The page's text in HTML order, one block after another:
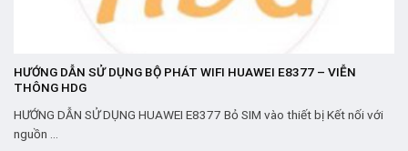
HƯỚNG DẪN SỬ DỤNG BỘ PHÁT WIFI HUAWEI E8377 – VIỄN
THÔNG HDG
HƯỚNG DẪN SỬ DỤNG HUAWEI E8377 Bỏ SIM vào thiết bị Kết nối với
nguồn ...